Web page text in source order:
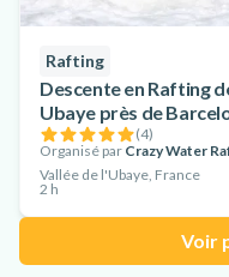
Rafting
Descente en Rafting
Ubaye près de
(4)
Organisé par Crazy Water
Vallée de l'Ubaye, France
2 h
Voir